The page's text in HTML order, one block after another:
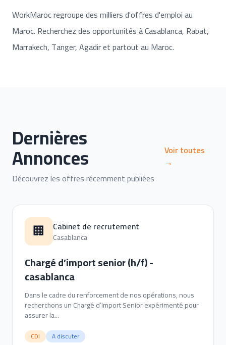
WorkMaroc regroupe des milliers d'offres d'emploi au
Maroc. Recherchez des opportunités à Casablanca, Rabat,
Marrakech, Tanger, Agadir et partout au Maroc.
Dernières
Annonces
Découvrez les offres récemment publiées
Voir toutes
→
🏢 Cabinet de recrutement
Casablanca
Chargé d’import senior (h/f) -
casablanca
Dans le cadre du renforcement de nos opérations, nous
recherchons un Chargé d’Import Senior expérimenté pour
assurer la...
CDI A discuter